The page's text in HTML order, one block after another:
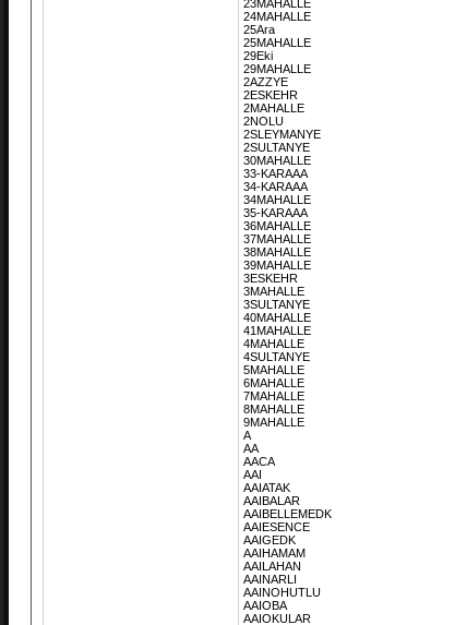
23MAHALLE
24MAHALLE
25Ara
25MAHALLE
29Eki
29MAHALLE
2AZZYE
2ESKEHR
2MAHALLE
2NOLU
2SLEYMANYE
2SULTANYE
30MAHALLE
33-KARAAA
34-KARAAA
34MAHALLE
35-KARAAA
36MAHALLE
37MAHALLE
38MAHALLE
39MAHALLE
3ESKEHR
3MAHALLE
3SULTANYE
40MAHALLE
41MAHALLE
4MAHALLE
4SULTANYE
5MAHALLE
6MAHALLE
7MAHALLE
8MAHALLE
9MAHALLE
A
AA
AACA
AAI
AAIATAK
AAIBALAR
AAIBELLEMEDK
AAIESENCE
AAIGEDK
AAIHAMAM
AAILAHAN
AAINARLI
AAINOHUTLU
AAIOBA
AAIOKULAR